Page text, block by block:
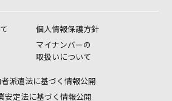
個人情報保護方針
マイナンバーの
取扱いについて
派遣法に基づく情報公開
安定法に基づく情報公開